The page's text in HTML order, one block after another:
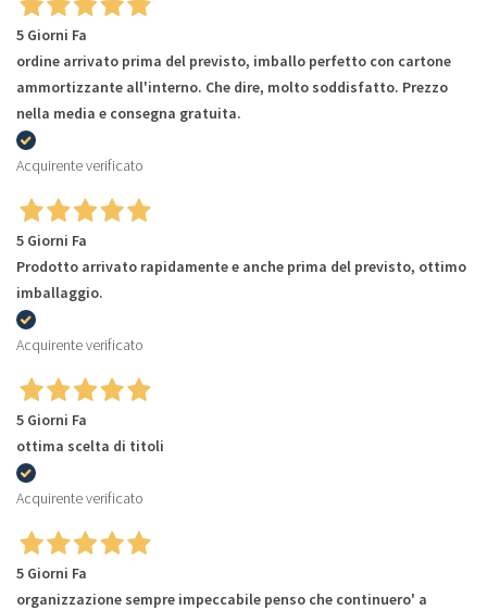
5 Giorni Fa
ordine arrivato prima del previsto, imballo perfetto con cartone
ammortizzante all'interno. Che dire, molto soddisfatto. Prezzo
nella media e consegna gratuita.
Acquirente verificato
5 Giorni Fa
Prodotto arrivato rapidamente e anche prima del previsto, ottimo
imballaggio.
Acquirente verificato
5 Giorni Fa
ottima scelta di titoli
Acquirente verificato
5 Giorni Fa
organizzazione sempre impeccabile penso che continuero' a